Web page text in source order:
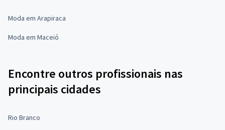
Moda em Arapiraca
Moda em Maceió
Encontre outros profissionais nas
principais cidades
Rio Branco